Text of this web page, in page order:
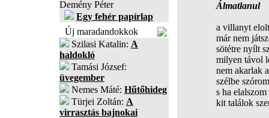
Demény Péter
Egy fehér papírlap
Új maradandokkok
Szilasi Katalin: A
haldokló
Tamási József:
üvegember
Nemes Máté: Hűtőhideg
Türjei Zoltán: A
virrasztás bajnokai
Álmatlanul
a villanyt
már nem
sötétre nyílt
milyen távol
nem akarlak
szélbe
s ha
kit találok